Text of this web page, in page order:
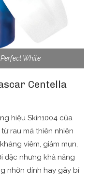
White
Centella
hiệu Skin1004 của
rau má thiên nhiên
viêm, giảm mụn,
đặc nhưng khả năng
nhờn dính hay gây bí